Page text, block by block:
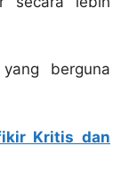
berguna
Kritis dan